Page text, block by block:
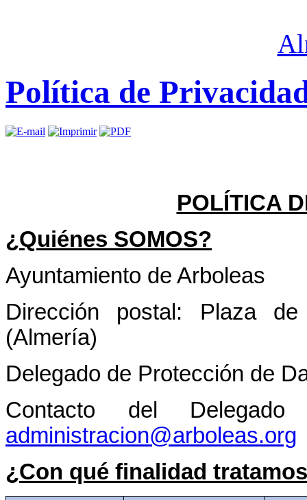
Política de
POLÍTICA
¿Quiénes SOMOS?
Ayuntamiento de Arboleas
Dirección postal: Plaza
(Almería)
Delegado de Protección de
Contacto del
administracion@arboleas.org
¿Con qué finalidad